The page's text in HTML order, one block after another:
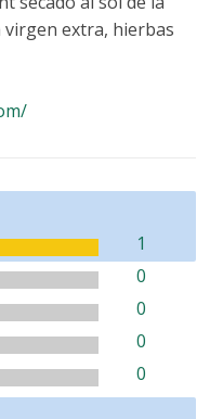
virgen extra, hierbas
1
0
0
0
0